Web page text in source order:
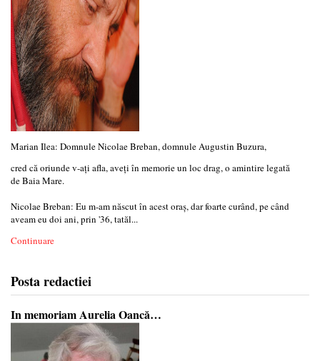
Marian Ilea: Domnule Nicolae Breban, domnule Augustin Buzura,
cred că oriunde v-aţi afla, aveţi în memorie un loc drag, o amintire legată
de Baia Mare.
Nicolae Breban: Eu m-am născut în acest oraş, dar foarte curând, pe când
aveam eu doi ani, prin '36, tatăl...
Continuare
Posta redactiei
In memoriam Aurelia Oancă…